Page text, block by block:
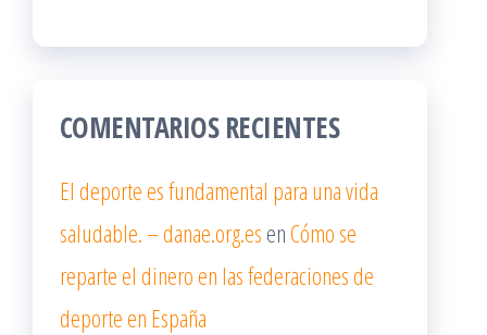
COMENTARIOS RECIENTES
El deporte es fundamental para una vida
saludable. – danae.org.es enCómo se
reparte el dinero en las federaciones de
deporte en España